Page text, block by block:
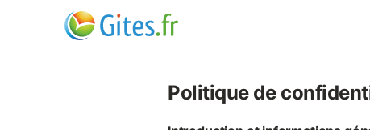
Politique de